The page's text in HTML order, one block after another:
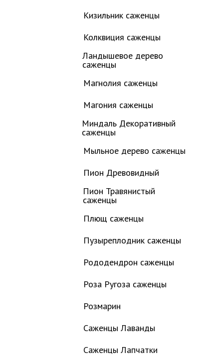
Кизильник саженцы
Колквиция саженцы
Ландышевое дерево
саженцы
Магнолия саженцы
Магония саженцы
Миндаль Декоративный
саженцы
Мыльное дерево саженцы
Пион Древовидный
Пион Травянистый
саженцы
Плющ саженцы
Пузыреплодник саженцы
Рододендрон саженцы
Роза Ругоза саженцы
Розмарин
Саженцы Лаванды
Саженцы Лапчатки